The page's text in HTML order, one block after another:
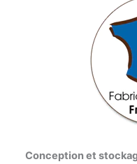
Conception et